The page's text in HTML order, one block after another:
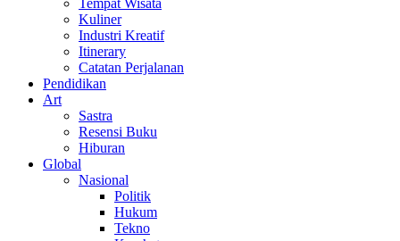
Tempat Wisata
Kuliner
Industri Kreatif
Itinerary
Catatan Perjalanan
Pendidikan
Art
Sastra
Resensi Buku
Hiburan
Global
Nasional
Politik
Hukum
Tekno